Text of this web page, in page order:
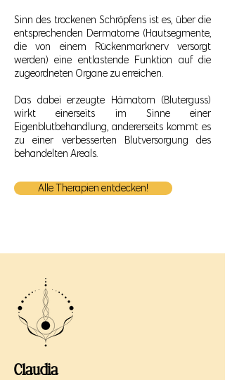
Sinn des trockenen Schröpfens ist es, über die
entsprechenden Dermatome (Hautsegmente,
die von einem Rückenmarknerv versorgt
werden) eine entlastende Funktion auf die
zugeordneten Organe zu erreichen.
Das dabei erzeugte Hämatom (Bluterguss)
wirkt einerseits im Sinne einer
Eigenblutbehandlung, andererseits kommt es
zu einer verbesserten Blutversorgung des
behandelten Areals.
Alle Therapien entdecken!
Claudia